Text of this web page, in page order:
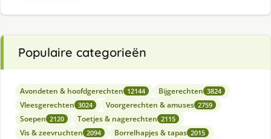
Populaire categorieën
Avondeten & hoofdgerechten 12144 Bijgerechten 3824
Vleesgerechten 3024 Voorgerechten & amuses 2759
Soepen 2120 Toetjes & nagerechten 2115
Vis & zeevruchten 2094 Borrelhapjes & tapas 2015